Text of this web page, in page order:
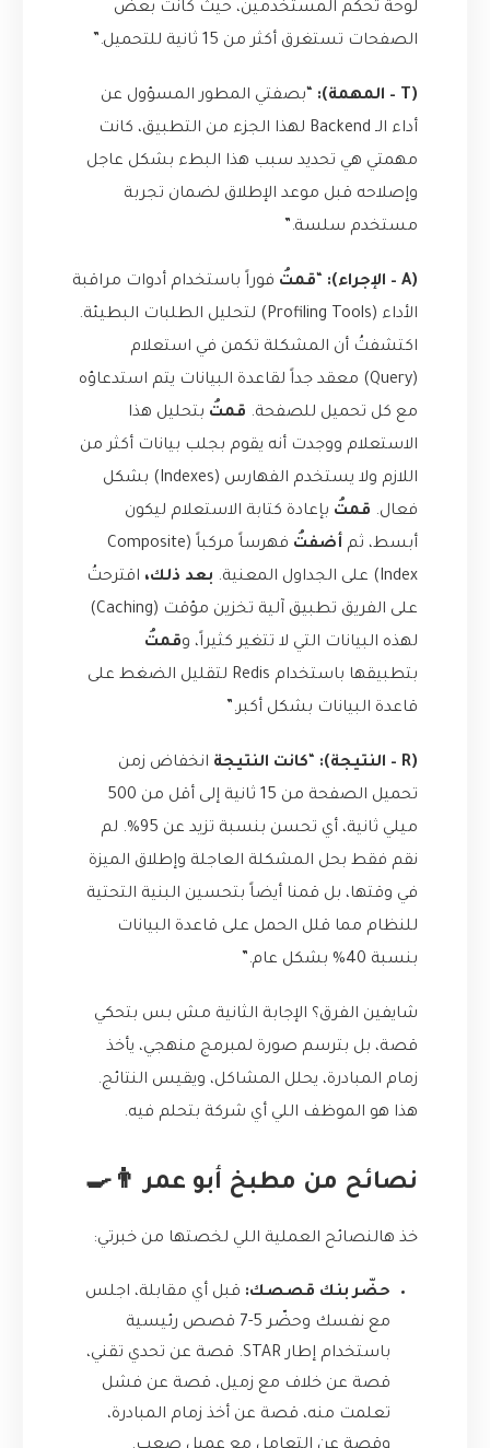
لوحة تحكم المستخدمين، حيث كانت بعض
الصفحات تستغرق أكثر من 15 ثانية للتحميل.”
(T – المهمة):
“بصفتي المطور المسؤول عن
أداء الـ Backend لهذا الجزء من التطبيق، كانت
مهمتي هي تحديد سبب هذا البطء بشكل عاجل
وإصلاحه قبل موعد الإطلاق لضمان تجربة
مستخدم سلسة.”
(A – الإجراء): قمتُ فوراً باستخدام أدوات مراقبة
الأداء (Profiling Tools) لتحليل الطلبات البطيئة.
اكتشفتُ أن المشكلة تكمن في استعلام
(Query) معقد جداً لقاعدة البيانات يتم استدعاؤه
مع كل تحميل للصفحة. قمتُ بتحليل هذا
الاستعلام ووجدت أنه يقوم بجلب بيانات أكثر من
اللازم ولا يستخدم الفهارس (Indexes) بشكل
فعال. قمتُ بإعادة كتابة الاستعلام ليكون
أبسط، ثم أضفتُ
فهرساً مركباً (Composite
Index) على الجداول المعنية.
بعد ذلك، اقترحتُ
على الفريق تطبيق آلية تخزين مؤقت (Caching)
لهذه البيانات التي لا تتغير كثيراً، وقمتُ
بتطبيقها باستخدام Redis لتقليل الضغط على
قاعدة البيانات بشكل أكبر.”
(R – النتيجة): كانت النتيجة انخفاض زمن
تحميل الصفحة من 15 ثانية إلى أقل من 500
ميلي ثانية، أي تحسن بنسبة تزيد عن 95%. لم
نقم فقط بحل المشكلة العاجلة وإطلاق الميزة
في وقتها، بل قمنا أيضاً بتحسين البنية التحتية
للنظام مما قلل الحمل على قاعدة البيانات
بنسبة 40% بشكل عام.”
شايفين الفرق؟ الإجابة الثانية مش بس بتحكي
قصة، بل بترسم صورة لمبرمج منهجي، يأخذ
زمام المبادرة، يحلل المشاكل، ويقيس النتائج.
هذا هو الموظف اللي أي شركة بتحلم فيه.
نصائح من مطبخ أبو عمر 👨‍🍳
خذ هالنصائح العملية اللي لخصتها من خبرتي:
حضّر بنك قصصك: قبل أي مقابلة، اجلس
مع نفسك وحضّر 5-7 قصص رئيسية
باستخدام إطار STAR. قصة عن تحدي تقني،
قصة عن خلاف مع زميل، قصة عن فشل
تعلمت منه، قصة عن أخذ زمام المبادرة،